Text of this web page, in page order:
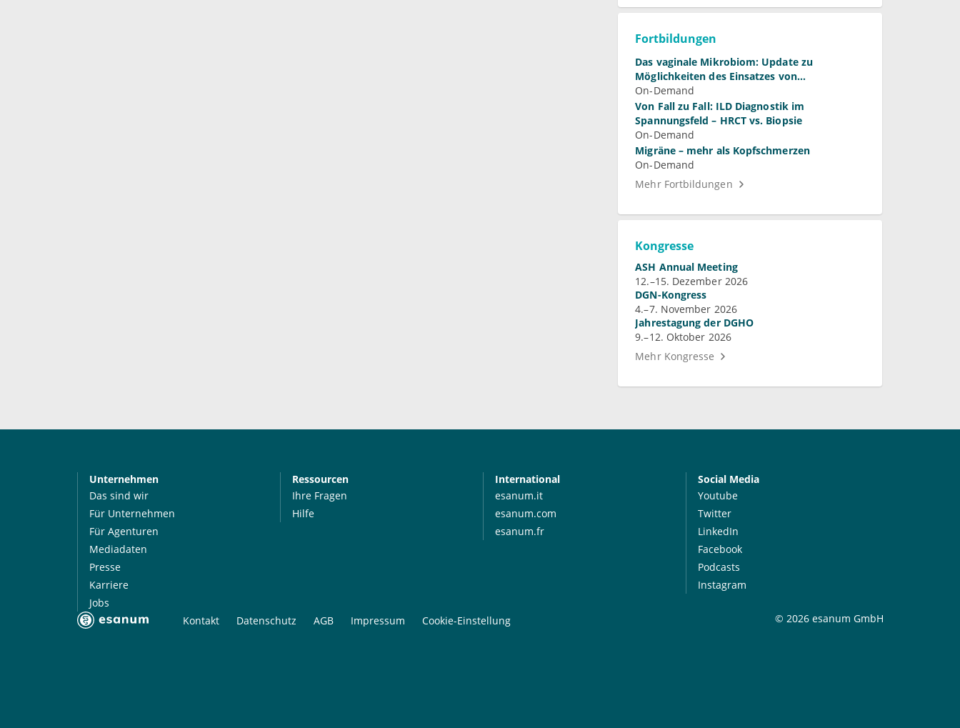
Fortbildungen
Das vaginale Mikrobiom: Update zu
Möglichkeiten des Einsatzes von
Laktobazillen bei bakterieller Vaginose und
Vulvovaginalkandidose
On-Demand
Von Fall zu Fall: ILD Diagnostik im
Spannungsfeld – HRCT vs. Biopsie
On-Demand
Migräne – mehr als Kopfschmerzen
On-Demand
Mehr Fortbildungen
Kongresse
ASH Annual Meeting
12.–15. Dezember 2026
DGN-Kongress
4.–7. November 2026
Jahrestagung der DGHO
9.–12. Oktober 2026
Mehr Kongresse
Unternehmen
Das sind wir
Für Unternehmen
Für Agenturen
Mediadaten
Presse
Karriere
Jobs
Ressourcen
Ihre Fragen
Hilfe
International
esanum.it
esanum.com
esanum.fr
Social Media
Youtube
Twitter
LinkedIn
Facebook
Podcasts
Instagram
Kontakt Datenschutz AGB Impressum Cookie-Einstellung © 2026 esanum GmbH